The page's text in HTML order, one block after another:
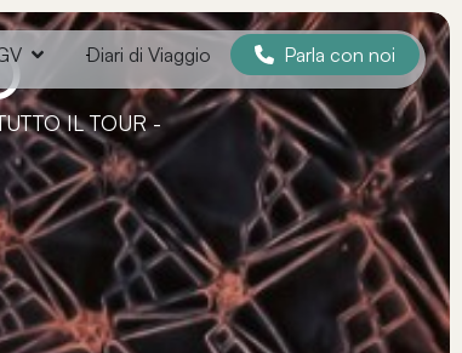
Diari di Viaggio Parla con noi
IL TOUR -